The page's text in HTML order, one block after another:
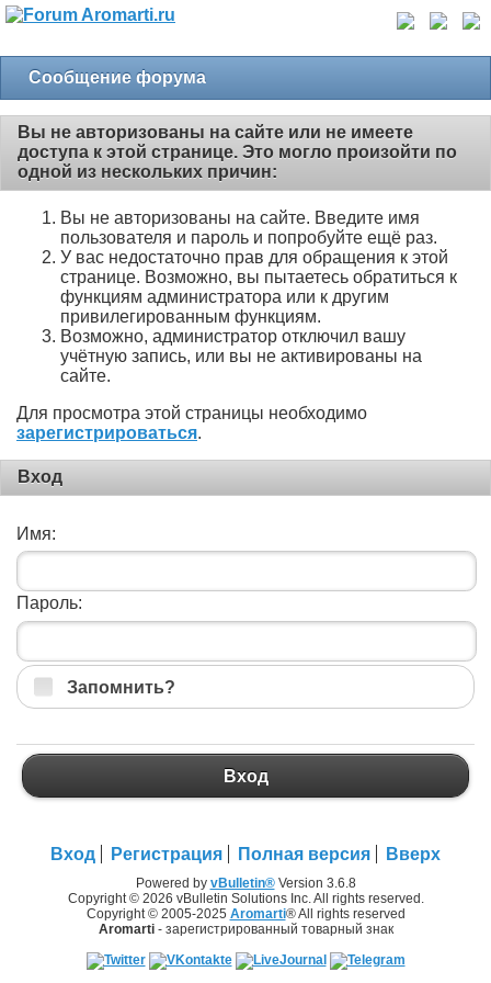
Сообщение форума
Вы не авторизованы на сайте или не имеете
доступа к этой странице. Это могло произойти по
одной из нескольких причин:
Вы не авторизованы на сайте. Введите имя
пользователя и пароль и попробуйте ещё раз.
У вас недостаточно прав для обращения к этой
странице. Возможно, вы пытаетесь обратиться к
функциям администратора или к другим
привилегированным функциям.
Возможно, администратор отключил вашу
учётную запись, или вы не активированы на
сайте.
Для просмотра этой страницы необходимо
зарегистрироваться.
Вход
Имя:
Пароль:
Запомнить?
Вход
Вход Регистрация Полная версия Вверх
Powered by vBulletin®Version 3.6.8
Copyright © 2026 vBulletin Solutions Inc. All rights reserved.
Copyright © 2005-2025 Aromarti® All rights reserved
Aromarti- зарегистрированный товарный знак